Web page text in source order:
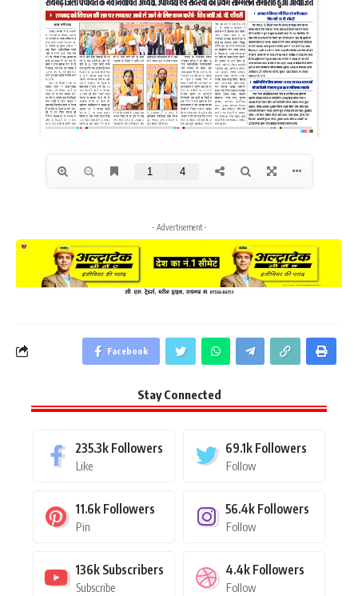
- Advertisement -
Facebook
Stay Connected
235.3k Followers
Like
69.1k Followers
Follow
11.6k Followers
Pin
56.4k Followers
Follow
136k Subscribers
Subscribe
4.4k Followers
Follow